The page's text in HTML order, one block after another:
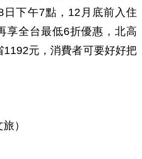
日下午7點，12月底前入住
享全台最低6折優惠，北高
1192元，消費者可要好好把
）